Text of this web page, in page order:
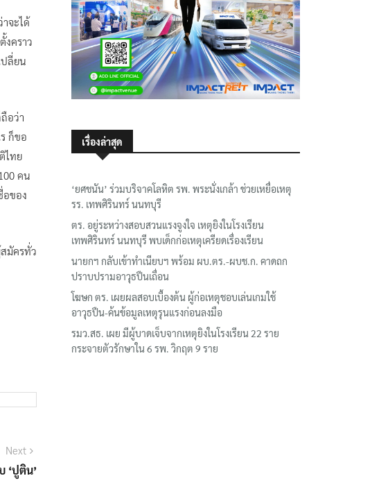
จะได้
งคราว
ปลี่ยน
อว่า
ก็ขอ
ไทย
คน
อของ
มัครทั่ว
Next
‘ปูติน’
เรื่องล่าสุด
‘ยศชนัน’ ร่วมบริจาคโลหิต รพ. พระนั่งเกล้า ช่วยเหยื่อเหตุ
รร. เทพศิรินทร์ นนทบุรี
ตร. อยู่ระหว่างสอบสวนแรงจูงใจ เหตุยิงในโรงเรียน
เทพศิรินทร์ นนทบุรี พบเด็กก่อเหตุเครียดเรื่องเรียน
นายกฯ กลับเข้าทำเนียบฯ พร้อม ผบ.ตร.-ผบช.ก. คาดถก
ปราบปรามอาวุธปืนเถื่อน
โฆษก ตร. เผยผลสอบเบื้องต้น ผู้ก่อเหตุชอบเล่นเกมใช้
อาวุธปืน-ค้นข้อมูลเหตุรุนแรงก่อนลงมือ
รมว.สธ. เผย มีผู้บาดเจ็บจากเหตุยิงในโรงเรียน 22 ราย
กระจายตัวรักษาใน 6 รพ. วิกฤต 9 ราย